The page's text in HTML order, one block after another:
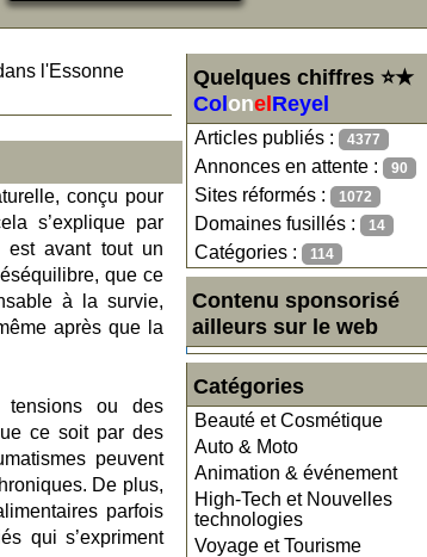
Quelques chiffres ⭐★
Col onel Reyel
Articles publiés : 4377
Annonces en attente : 90
Sites réformés : 1072
Domaines fusillés : 14
Catégories : 114
Contenu sponsorisé
ailleurs sur le web
Catégories
Beauté et Cosmétique
Auto & Moto
Animation & événement
High-Tech et Nouvelles
technologies
Voyage et Tourisme
l'Essonne
conçu pour
s’explique par
est avant tout un
que ce
à la survie,
après que la
tensions ou des
ce soit par des
peuvent
De plus,
parfois
qui s’expriment